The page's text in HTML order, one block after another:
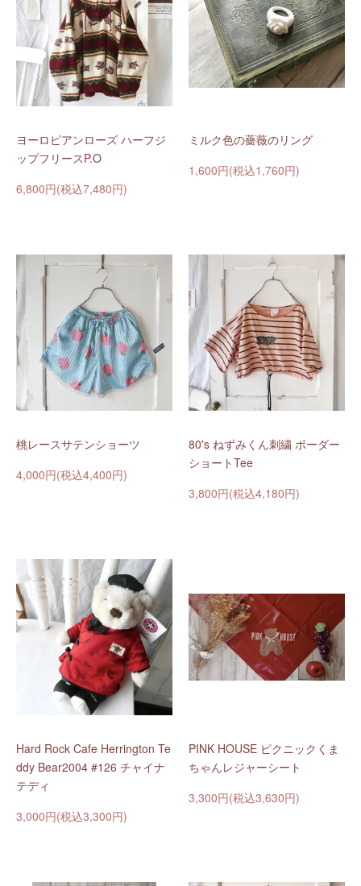
ヨーロピアンローズ ハーフジ
ップフリースP.O
6,800円(税込7,480円)
ミルク色の薔薇のリング
1,600円(税込1,760円)
桃レースサテンショーツ
4,000円(税込4,400円)
80's ねずみくん刺繍 ボーダー
ショートTee
3,800円(税込4,180円)
Hard Rock Cafe Herrington Te
ddy Bear2004 #126 チャイナ
テディ
3,000円(税込3,300円)
PINK HOUSE ピクニックくま
ちゃんレジャーシート
3,300円(税込3,630円)